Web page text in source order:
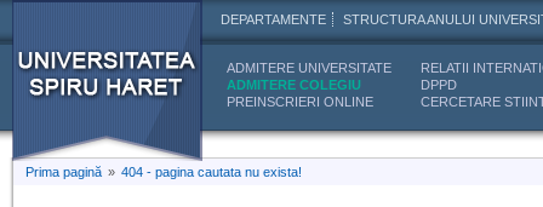
DEPARTAMENTE STRUCTURA ANULUI
ADMITERE UNIVERSITATE
ADMITERE COLEGIU
PREINSCRIERI ONLINE
RELATII
DPPD
CERCETARE
Prima pagină » 404 - pagina cautata nu exista!